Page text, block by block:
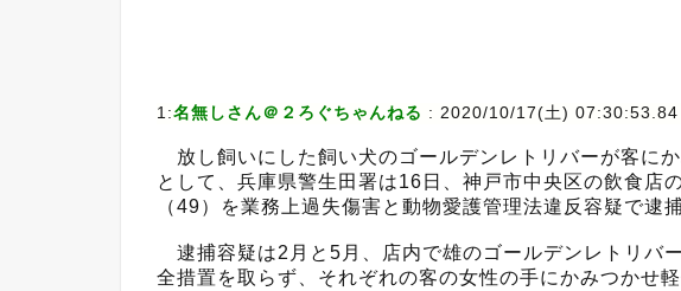
1:名無しさん＠２ろぐちゃんねる : 2020/10/17(土)
放し飼いにした飼い犬のゴールデンレトリバーが客に
として、兵庫県警生田署は16日、神戸市中央区の飲食店
（49）を業務上過失傷害と動物愛護管理法違反容疑で逮捕
逮捕容疑は2月と5月、店内で雄のゴールデンレトリバ
全措置を取らず、それぞれの客の女性の手にかみつかせ